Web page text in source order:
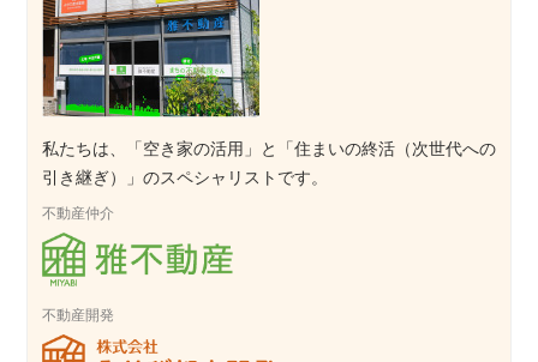
私たちは、「空き家の活用」と「住まいの終活（次世代への
引き継ぎ）」のスペシャリストです。
不動産仲介
不動産開発